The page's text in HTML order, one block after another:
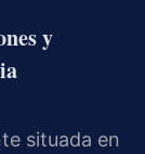
y
situada en